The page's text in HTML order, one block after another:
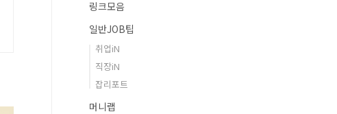
링크모음
일반JOB팁
취업iN
직장iN
잡리포트
머니랩